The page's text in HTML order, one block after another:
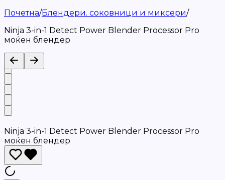
Почетна/Блендери. соковници и миксери/
Ninja 3-in-1 Detect Power Blender Processor Pro
моќен блендер
Ninja 3-in-1 Detect Power Blender Processor Pro
моќен блендер